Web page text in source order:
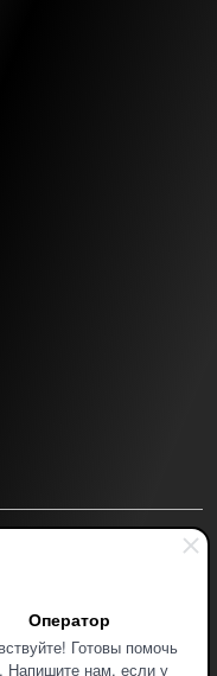
Оператор
Готовы помочь
Напишите нам, если у